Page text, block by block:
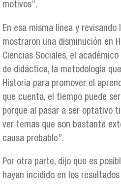
motivos”.
En esa misma línea y revisando
mostraron una disminución en
Ciencias Sociales, el
de didáctica, la metodología
Historia para promover el
que cuenta, el tiempo puede
porque al pasar a ser optativo
ver temas que son bastante
causa probable”.
Por otra parte, dijo que es
hayan incidido en los